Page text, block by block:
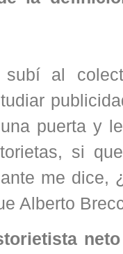
al
puerta y
si
me dice,
Alberto